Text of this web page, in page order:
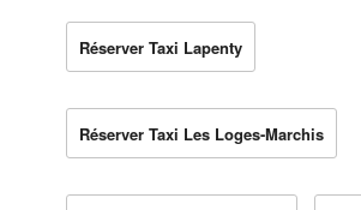
Réserver Taxi Lapenty
Réserver Taxi Les Loges-Marchis